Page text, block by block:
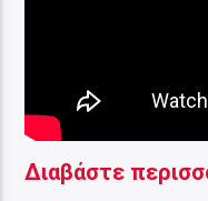
Διαβάστε